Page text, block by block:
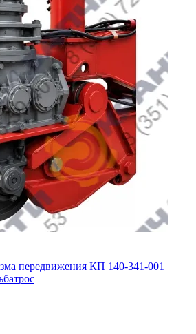
передвижения КП 140-341-001